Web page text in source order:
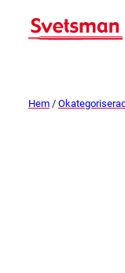
Hem / Okategoriserad